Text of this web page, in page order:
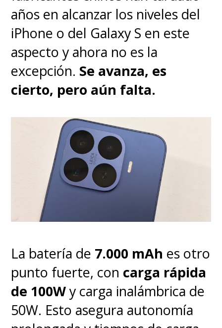
salvando el día como
"Robotnik".
Al menos, hay cariño por el
material original y el resultado
no es ningún desastre, con
secuencias de acción llenas de
color y mayor espectáculo,
mucho humor y el toque justo
de emoción y momentos
entrañables.
película, no se van a
decepcionar con esta secuela.Es
mejor, pero no es mucho más
años en alcanzar los niveles del
iPhone o del Galaxy S en este
aspecto y ahora no es la
excepción. Se avanza, es
cierto, pero aún falta.
La batería de 7.000 mAh es otro
punto fuerte, con carga rápida
de 100Wy carga inalámbrica de
50W. Esto asegura autonomía